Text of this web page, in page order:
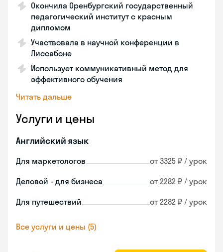
Окончила Оренбургский государственный
педагогический институт с красным
дипломом
Участвовала в научной конференции в
Лиссабоне
Использует коммуникативный метод для
эффективного обучения
Читать дальше
Услуги и цены
Английский язык
Для маркетологов от 3325 ₽ / урок
Деловой - для бизнеса от 2282 ₽ / урок
Для путешествий от 2282 ₽ / урок
Все услуги и цены (5)